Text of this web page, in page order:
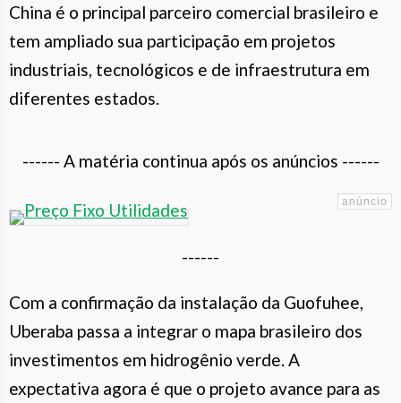
China é o principal parceiro comercial brasileiro e
tem ampliado sua participação em projetos
industriais, tecnológicos e de infraestrutura em
diferentes estados.
------ A matéria continua após os anúncios ------
------
Com a confirmação da instalação da Guofuhee,
Uberaba passa a integrar o mapa brasileiro dos
investimentos em hidrogênio verde. A
expectativa agora é que o projeto avance para as